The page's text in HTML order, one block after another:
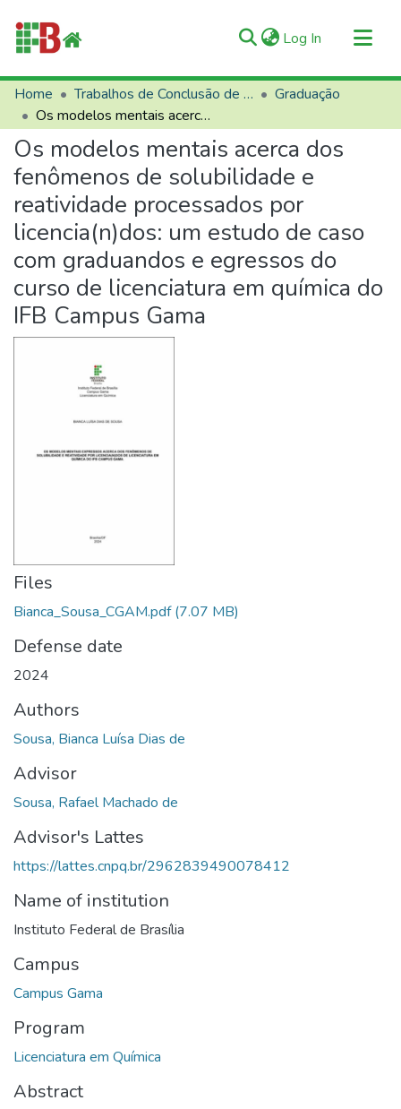
Log In (current)
Communities & Collections
All of RIIFB
Manuals and Terms
Statistics
About RIIFB
Help
Contacts
Home Trabalhos de Conclusão de Curso (TCCs)
Graduação
Os modelos mentais acerca dos fenômenos de solubilidade e reatividade processados por licencia(n)dos: um estudo de caso com graduandos e egressos do curso de licenciatura em química do IFB Campus Gama
Os modelos mentais acerca dos
fenômenos de solubilidade e
reatividade processados por
licencia(n)dos: um estudo de caso
com graduandos e egressos do
curso de licenciatura em química do
IFB Campus Gama
Files
Bianca_Sousa_CGAM.pdf(7.07 MB)
Defense date
2024
Authors
Sousa, Bianca Luísa Dias de
Advisor
Sousa, Rafael Machado de
Advisor's Lattes
https://lattes.cnpq.br/2962839490078412
Name of institution
Instituto Federal de Brasília
Campus
Campus Gama
Program
Licenciatura em Química
Abstract